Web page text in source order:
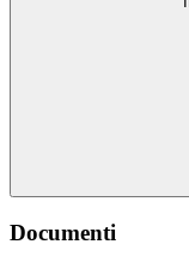
Documenti